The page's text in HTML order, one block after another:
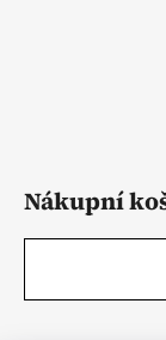
Nákupní